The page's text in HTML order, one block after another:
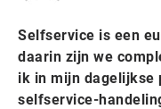
Selfservice is een
daarin zijn we
ik in mijn dagelijkse
selfservice-